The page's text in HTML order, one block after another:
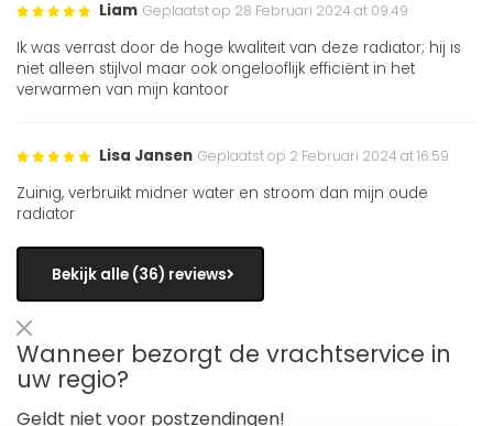
Liam Geplaatst op 28 Februari 2024 at 09:49
Ik was verrast door de hoge kwaliteit van deze radiator; hij is
niet alleen stijlvol maar ook ongelooflijk efficiënt in het
verwarmen van mijn kantoor
Lisa Jansen Geplaatst op 2 Februari 2024 at 16:59
Zuinig, verbruikt midner water en stroom dan mijn oude
radiator
Bekijk alle (36) reviews
Wanneer bezorgt de vrachtservice in
uw regio?
Geldt niet voor postzendingen!